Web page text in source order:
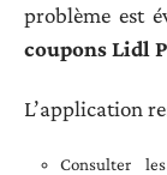
problème est
coupons Lidl
L’application
Consulter